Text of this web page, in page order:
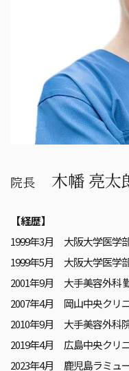
院長 木幡 亮太
【経歴】
1999年3月
大阪大学医学
1999年5月
大阪大学医学
2001年9月
大手美容外科
2007年4月
岡山中央クリ
2010年9月
大手美容外科
2019年4月
広島中央クリ
2023年4月
鹿児島ラミュ